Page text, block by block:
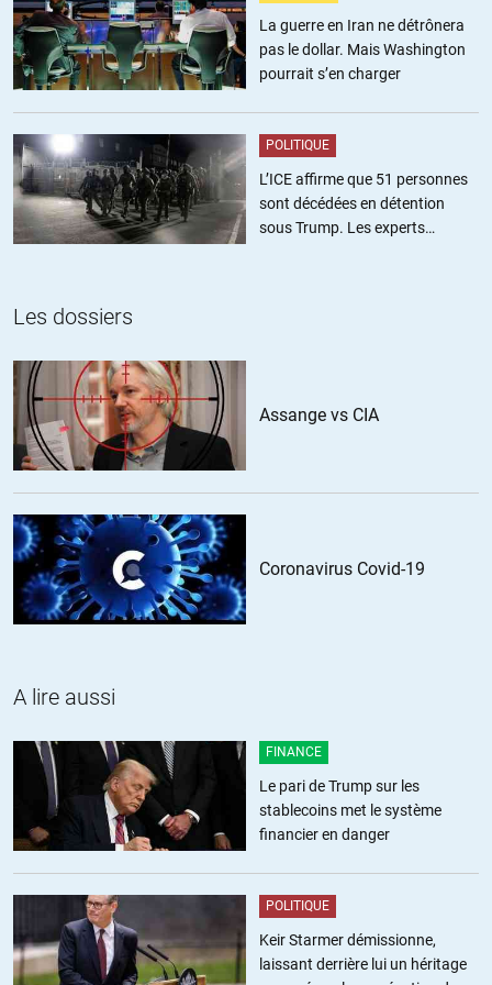
régime. C’est le lot de tous les médias dits alternatifs…
ALERTER
La guerre en Iran ne détrônera
pas le dollar. Mais Washington
pourrait s’en charger
POLITIQUE
L’ICE affirme que 51 personnes
sont décédées en détention
sous Trump. Les experts
Les dossiers
Assange vs CIA
Coronavirus Covid-19
A lire aussi
FINANCE
Le pari de Trump sur les
stablecoins met le système
financier en danger
POLITIQUE
Keir Starmer démissionne,
laissant derrière lui un héritage